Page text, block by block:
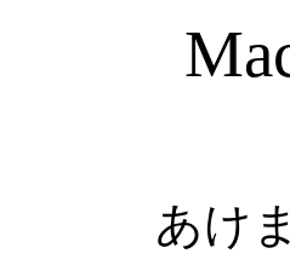
あけ